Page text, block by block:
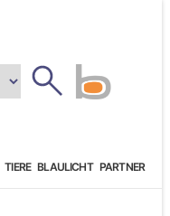
TIERE BLAULICHT PARTNER